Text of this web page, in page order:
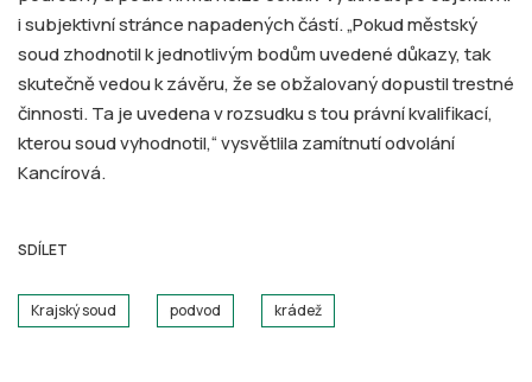
i subjektivní stránce napadených částí. „Pokud městský
soud zhodnotil k jednotlivým bodům uvedené důkazy, tak
skutečně vedou k závěru, že se obžalovaný dopustil trestné
činnosti. Ta je uvedena v rozsudku s tou právní kvalifikací,
kterou soud vyhodnotil,“ vysvětlila zamítnutí odvolání
Kancírová.
SDÍLET
Krajský soud podvod krádež